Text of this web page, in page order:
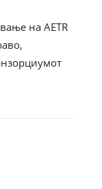
на AETR